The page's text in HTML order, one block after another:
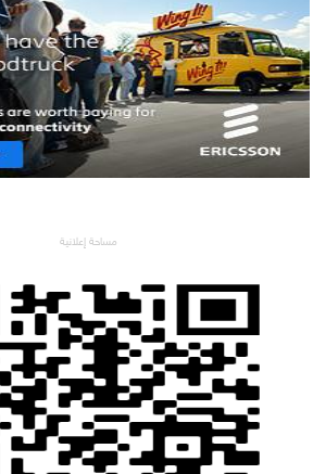
مساحة إعلانية